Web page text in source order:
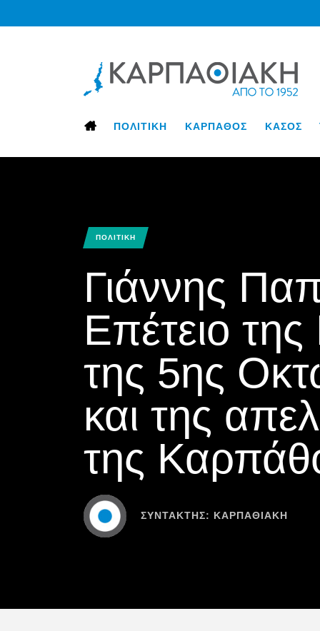
ΠΟΛΙΤΙΚΗ ΚΑΡΠΑΘΟΣ ΚΑΣΟΣ
ΠΟΛΙΤΙΚΗ
Γιάννης
Επέτειο
της 5ης
και της
της
ΣΥΝΤΆΚΤΗΣ: ΚΑΡΠΑΘΙΑΚΗ